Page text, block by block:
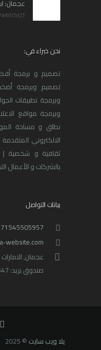
عجمان:
05/2025
نحن خبراء في:
تصميم و برمجة
تصميم وبرمجة أضخم
وبرمجة تطبيقات
وبرمجة مواقع
نطاق و مساحة
الالكتروني
ثقافية و شخصية |
بالشركات و الأعمال
بيانات التواصل
website.com
عجمان,
صندوق بريد: 27647
يلا ويب سايت© 2025 | جميع الحقوق محفوظة